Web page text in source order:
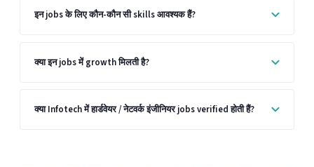
इन jobs के लिए कौन-कौन सी skills आवश्यक हैं?
क्या इन jobs में growth मिलती है?
क्या Infotech में हार्डवेयर / नेटवर्क इंजीनियर jobs verified होती हैं?